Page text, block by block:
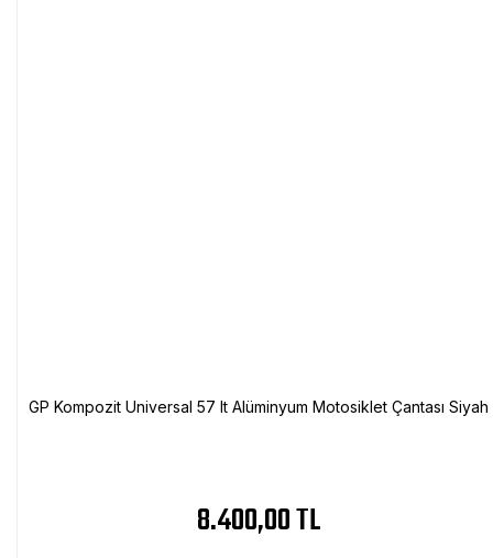
GP Kompozit Universal 57 lt Alüminyum Motosiklet Çantası Siyah
8.400,00 TL